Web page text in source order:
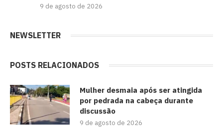
9 de agosto de 2026
NEWSLETTER
POSTS RELACIONADOS
Mulher desmaia após ser atingida
por pedrada na cabeça durante
discussão
9 de agosto de 2026